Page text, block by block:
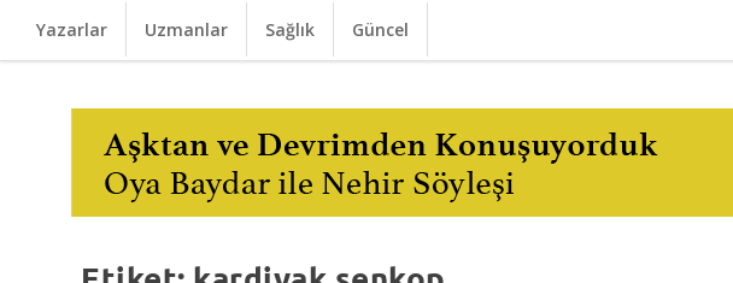
Yazarlar Uzmanlar Sağlık Güncel